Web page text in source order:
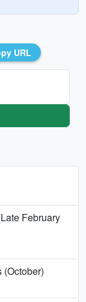
URL
February
(October)